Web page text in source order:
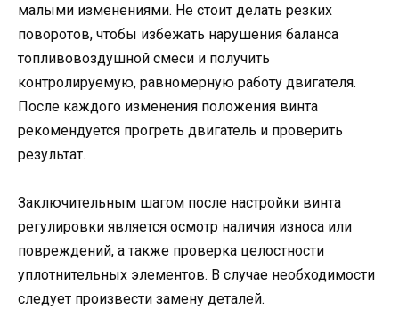
малыми изменениями. Не стоит делать резких
поворотов, чтобы избежать нарушения баланса
топливовоздушной смеси и получить
контролируемую, равномерную работу двигателя.
После каждого изменения положения винта
рекомендуется прогреть двигатель и проверить
результат.
Заключительным шагом после настройки винта
регулировки является осмотр наличия износа или
повреждений, а также проверка целостности
уплотнительных элементов. В случае необходимости
следует произвести замену деталей.